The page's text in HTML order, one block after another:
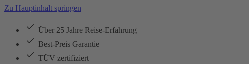
Zu Hauptinhalt springen
Über 25 Jahre Reise-Erfahrung
Best-Preis Garantie
TÜV zertifiziert